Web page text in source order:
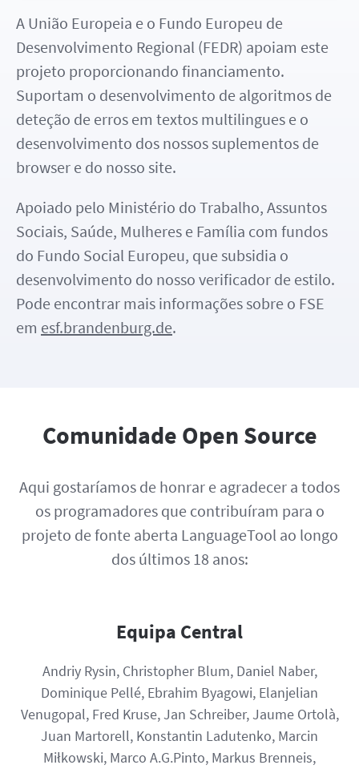
A União Europeia e o Fundo Europeu de
Desenvolvimento Regional (FEDR) apoiam este
projeto proporcionando financiamento.
Suportam o desenvolvimento de algoritmos de
deteção de erros em textos multilingues e o
desenvolvimento dos nossos suplementos de
browser e do nosso site.
Apoiado pelo Ministério do Trabalho, Assuntos
Sociais, Saúde, Mulheres e Família com fundos
do Fundo Social Europeu, que subsidia o
desenvolvimento do nosso verificador de estilo.
Pode encontrar mais informações sobre o FSE
em esf.brandenburg.de.
Comunidade Open Source
Aqui gostaríamos de honrar e agradecer a todos
os programadores que contribuíram para o
projeto de fonte aberta LanguageTool ao longo
dos últimos 18 anos:
Equipa Central
Andriy Rysin, Christopher Blum, Daniel Naber,
Dominique Pellé, Ebrahim Byagowi, Elanjelian
Venugopal, Fred Kruse, Jan Schreiber, Jaume Ortolà,
Juan Martorell, Konstantin Ladutenko, Marcin
Miłkowski, Marco A.G.Pinto, Markus Brenneis,